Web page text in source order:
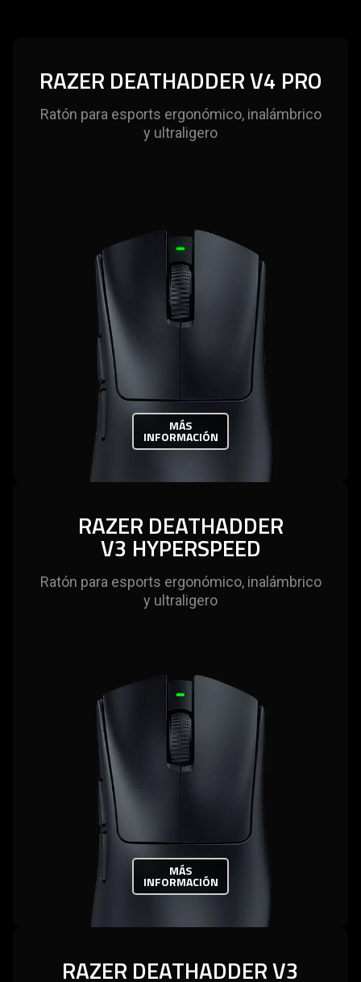
RAZER DEATHADDER V4 PRO
Ratón para esports ergonómico, inalámbrico
y ultraligero
MÁS
INFORMACIÓN
RAZER DEATHADDER
V3 HYPERSPEED
Ratón para esports ergonómico, inalámbrico
y ultraligero
MÁS
INFORMACIÓN
RAZER DEATHADDER V3